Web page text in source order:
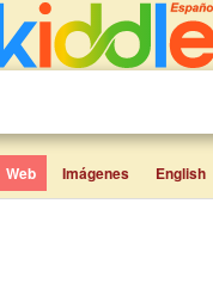
Web Imágenes English